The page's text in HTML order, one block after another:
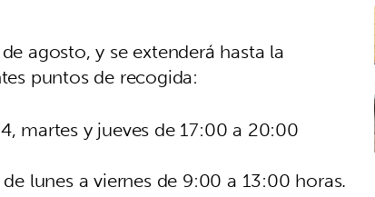
agosto, y se extenderá hasta la
puntos de recogida:
martes y jueves de 17:00 a 20:00
lunes a viernes de 9:00 a 13:00 horas.